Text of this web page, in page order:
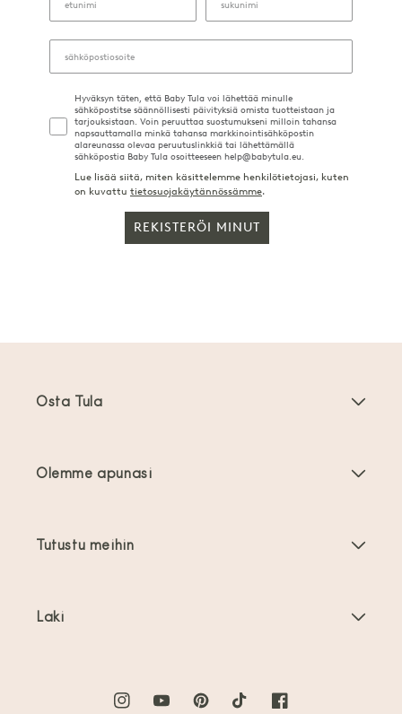
Hyväksyn täten, että Baby Tula voi lähettää minulle
sähköpostitse säännöllisesti päivityksiä omista tuotteistaan ja
tarjouksistaan. Voin peruuttaa suostumukseni milloin tahansa
napsauttamalla minkä tahansa markkinointisähköpostin
alareunassa olevaa peruutuslinkkiä tai lähettämällä
sähköpostia Baby Tula osoitteeseen help@babytula.eu.
Lue lisää siitä, miten käsittelemme henkilötietojasi, kuten
on kuvattu tietosuojakäytännössämme.
REKISTERÖI MINUT
Osta Tula
Tarjoukset
Olemme apunasi
Tutustu meihin
Laki
TietosuojakäytäntöInstagramYouTubePinterestTikTok Facebook